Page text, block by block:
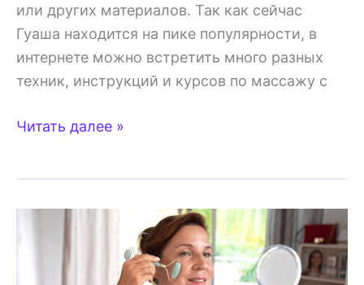
или других материалов. Так как сейчас
Гуаша находится на пике популярности, в
интернете можно встретить много разных
техник, инструкций и курсов по массажу с
Гуаша
массажа
Читать далее »